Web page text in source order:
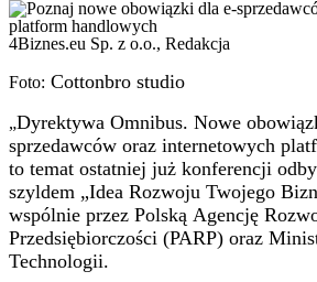
4Biznes.eu Sp. z o.o., Redakcja
Foto: Cottonbro studio
„Dyrektywa Omnibus. Nowe
sprzedawców oraz internetowych
to temat ostatniej już konferencji
szyldem „Idea Rozwoju Twojego
wspólnie przez Polską Agencję
Przedsiębiorczości (PARP) oraz
Technologii.